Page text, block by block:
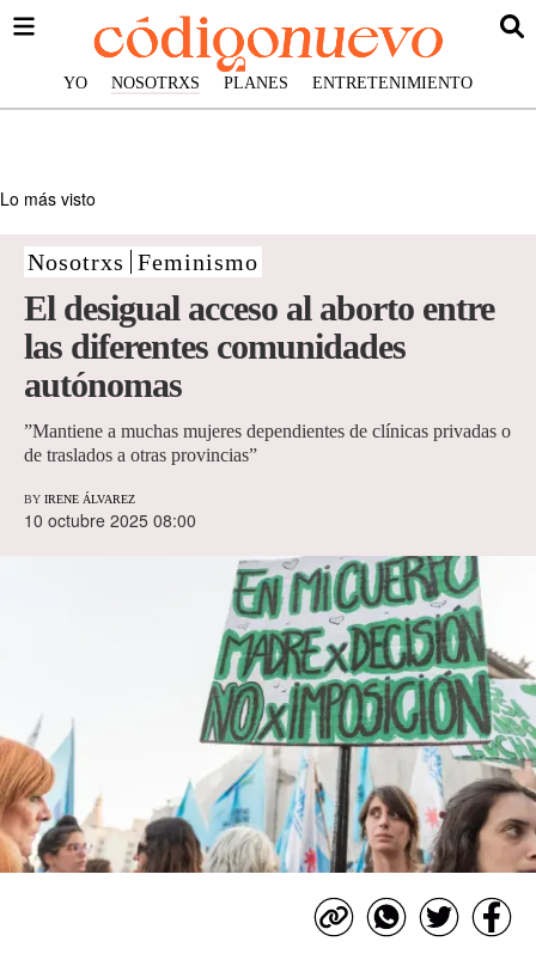
YO NOSOTRXS PLANES ENTRETENIMIENTO
Lo más visto
Nosotrxs Feminismo
El desigual acceso al aborto entre
las diferentes comunidades
autónomas
”Mantiene a muchas mujeres dependientes de clínicas privadas o
de traslados a otras provincias”
BY IRENE ÁLVAREZ
10 octubre 2025 08:00